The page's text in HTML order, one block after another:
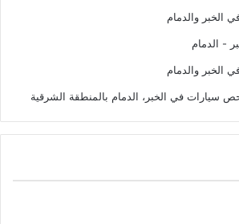
الخبر والدمام
- الدمام
الخبر والدمام
سيارات في الخبر، الدمام بالمنطقة الشرقية